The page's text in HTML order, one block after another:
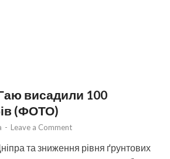
висадили 100
(ФОТО)
- Leave a Comment
та зниження рівня ґрунтових